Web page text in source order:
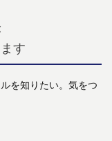
す
を知りたい。気をつ